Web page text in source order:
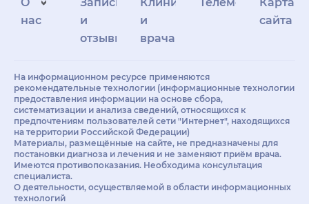
нас
и
отзывы
и
врачам
сайта
На информационном ресурсе применяются
рекомендательные технологии (информационные технологии
предоставления информации на основе сбора,
систематизации и анализа сведений, относящихся к
предпочтениям пользователей сети "Интернет", находящихся
на территории Российской Федерации)
Материалы, размещённые на сайте, не предназначены для
постановки диагноза и лечения и не заменяют приём врача.
Имеются противопоказания. Необходима консультация
специалиста.
О деятельности, осуществляемой в области информационных
технологий